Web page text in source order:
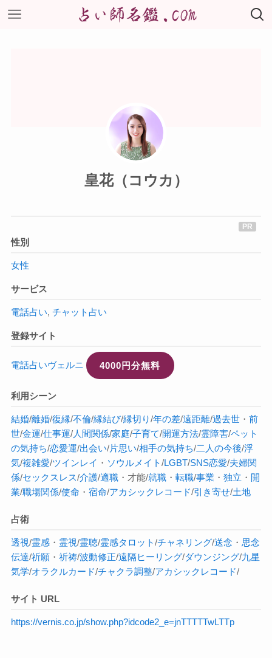
皇花（コウカ）
性別
女性
サービス
電話占い, チャット占い
登録サイト
電話占いヴェルニ 4000円分無料
利用シーン
結婚/離婚/復縁/不倫/縁結び/縁切り/年の差/遠距離/過去世・ 前
世/金運/仕事運/人間関係/家庭/子育て/開運方法/霊障害/ペット
の気持ち/恋愛運/出会い/片思い/相手の気持ち/二人の今後/浮
気/複雑愛/ツインレイ ・ ソウルメイト/LGBT/SNS恋愛/夫婦関
係/セックスレス/介護/適職・才能/就職・ 転職/事業 ・ 独立 ・ 開
業/職場関係/使命 ・ 宿命/アカシックレコード/引き寄せ/土地
占術
透視/霊感・ 霊視/霊聴/霊感タロット/チャネリング/送念 ・ 思念
伝達/祈願・ 祈祷/波動修正/遠隔ヒーリング/ダウンジング/九星
気学/オラクルカード/チャクラ調整/アカシックレコード/
サイト URL
https://vernis.co.jp/show.php?idcode2_e=jnTTTTTwLTTp